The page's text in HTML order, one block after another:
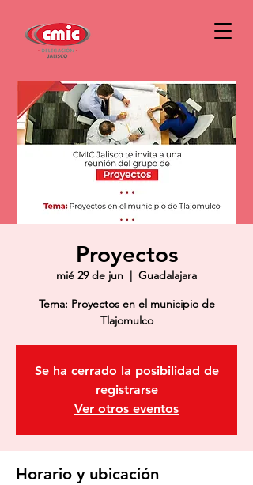
Proyectos
mié 29 de jun
  |
Guadalajara
Tema: Proyectos en el municipio de
Tlajomulco
Se ha cerrado la posibilidad de
registrarse
Ver otros eventos
Horario y ubicación